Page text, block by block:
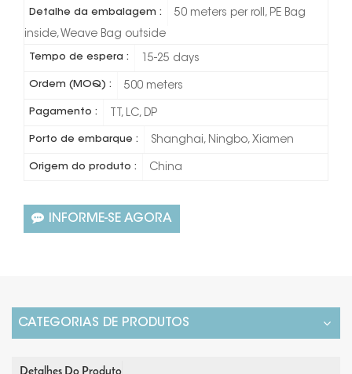
Detalhe da embalagem :
50 meters per roll, PE Bag
inside, Weave Bag outside
Tempo de espera : 15-25 days
Ordem (MOQ) : 500 meters
Pagamento : TT, LC, DP
Porto de embarque : Shanghai, Ningbo, Xiamen
Origem do produto : China
INFORME-SE AGORA
CATEGORIAS DE PRODUTOS